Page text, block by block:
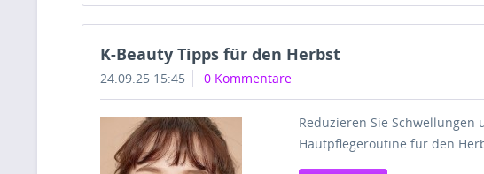
K-Beauty Tipps für den Herbst
24.09.25 15:45 0 Kommentare
Reduzieren Sie Schwellungen
Hautpflegeroutine für den